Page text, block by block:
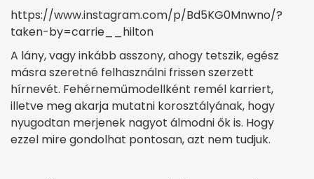
https://www.instagram.com/p/Bd5KG0Mnwno/?
taken-by=carrie__hilton
A lány, vagy inkább asszony, ahogy tetszik, egész
másra szeretné felhasználni frissen szerzett
hírnevét. Fehérneműmodellként remél karriert,
illetve meg akarja mutatni korosztályának, hogy
nyugodtan merjenek nagyot álmodni ők is. Hogy
ezzel mire gondolhat pontosan, azt nem tudjuk.